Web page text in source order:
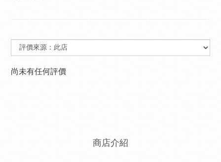
尚未有任何評價
商店介紹